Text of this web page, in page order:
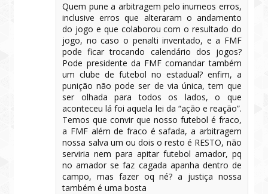
Quem pune a arbitragem pelo inumeos erros,
inclusive erros que alteraram o andamento
do jogo e que colaborou com o resultado do
jogo, no caso o penalti inventado, e a FMF
pode ficar trocando calendário dos jogos?
Pode presidente da FMF comandar também
um clube de futebol no estadual? enfim, a
punição não pode ser de via única, tem que
ser olhada para todos os lados, o que
aconteceu lá foi aquela lei da “ação e reação”.
Temos que convir que nosso futebol é fraco,
a FMF além de fraco é safada, a arbitragem
nossa salva um ou dois o resto é RESTO, não
serviria nem para apitar futebol amador, pq
no amador se faz cagada apanha dentro de
campo, mas fazer oq né? a justiça nossa
também é uma bosta